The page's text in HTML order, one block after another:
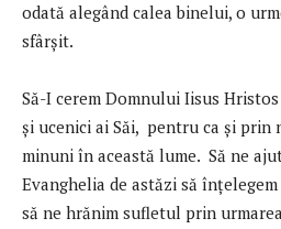
odată alegând calea binelui, o
sfârșit.
Să-I cerem Domnului Iisus
și ucenici ai Săi, pentru ca și prin
minuni în această lume. Să ne
Evanghelia de astăzi să
să ne hrănim sufletul prin